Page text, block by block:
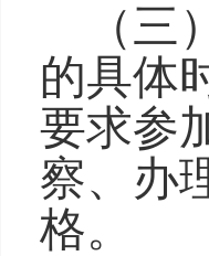
（
的具体
要求参
察、办
格。